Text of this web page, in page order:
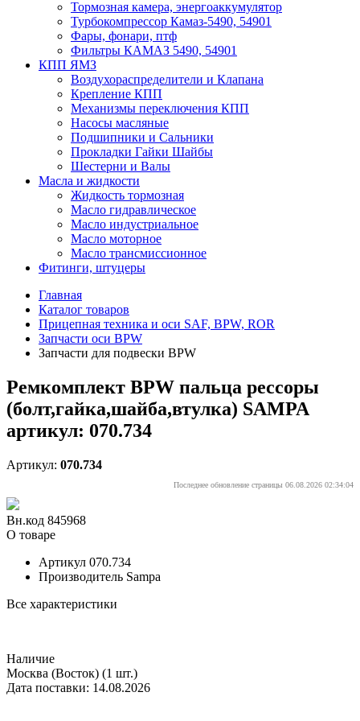
Тормозная камера, энергоаккумулятор
Турбокомпрессор Камаз-5490, 54901
Фары, фонари, птф
Фильтры КАМАЗ 5490, 54901
КПП ЯМЗ
Воздухораспределители и Клапана
Крепление КПП
Механизмы переключения КПП
Насосы масляные
Подшипники и Сальники
Прокладки Гайки Шайбы
Шестерни и Валы
Масла и жидкости
Жидкость тормозная
Масло гидравлическое
Масло индустриальное
Масло моторное
Масло трансмиссионное
Фитинги, штуцеры
Главная
Каталог товаров
Прицепная техника и оси SAF, BPW, ROR
Запчасти оси BPW
Запчасти для подвески BPW
Ремкомплект BPW пальца рессоры
(болт,гайка,шайба,втулка) SAMPA
артикул: 070.734
Артикул: 070.734
Последнее обновление страницы 06.08.2026 02:34:04
Вн.код 845968
О товаре
Артикул 070.734
Производитель Sampa
Все характеристики
Наличие
Москва (Восток) (1 шт.)
Дата поставки: 14.08.2026